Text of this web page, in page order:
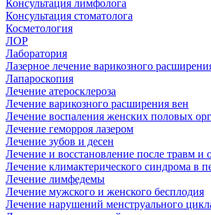
Консультация лимфолога
Консультация стоматолога
Косметология
ЛОР
Лаборатория
Лазерное лечение варикозного
Лапароскопия
Лечение атеросклероза
Лечение варикозного расширения вен
Лечение воспаления женских половых
Лечение геморроя лазером
Лечение зубов и десен
Лечение и восстановление после травм и
Лечение климактерического синдрома в
Лечение лимфедемы
Лечение мужского и женского бесплодия
Лечение нарушений менструального